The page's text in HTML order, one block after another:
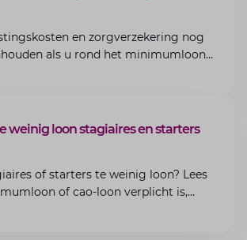
en zorgverzekering nog
als u rond het minimumloon
weinig loon stagiaires en starters
of starters te weinig loon? Lees
of cao-loon verplicht is,